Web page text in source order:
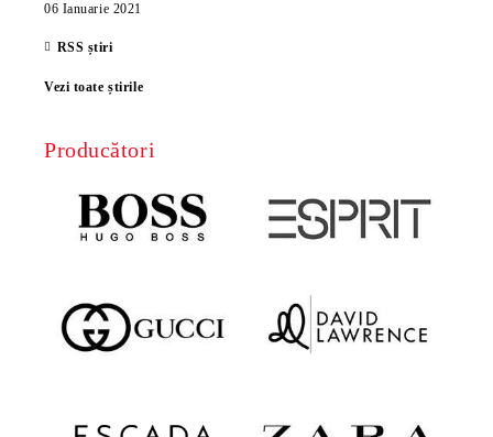
06 Ianuarie 2021
RSS știri
Vezi toate știrile
Producători